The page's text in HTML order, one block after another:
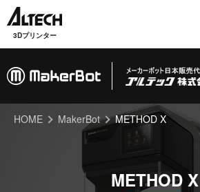
3Dプリンター
HOME MakerBot METHOD X
METHOD X